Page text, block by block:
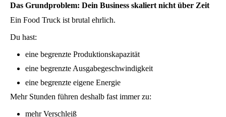
Das Grundproblem: Dein Business skaliert nicht über Zeit
Ein Food Truck ist brutal ehrlich.
Du hast:
eine begrenzte Produktionskapazität
eine begrenzte Ausgabegeschwindigkeit
eine begrenzte eigene Energie
Mehr Stunden führen deshalb fast immer zu:
mehr Verschleiß